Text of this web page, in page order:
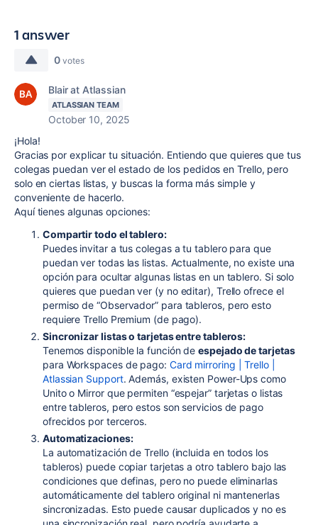
1 answer
0 votes
Blair at Atlassian
ATLASSIAN TEAM
October 10, 2025
¡Hola!
Gracias por explicar tu situación. Entiendo que quieres que tus
colegas puedan ver el estado de los pedidos en Trello, pero
solo en ciertas listas, y buscas la forma más simple y
conveniente de hacerlo.
Aquí tienes algunas opciones:
Compartir todo el tablero:
Puedes invitar a tus colegas a tu tablero para que
puedan ver todas las listas. Actualmente, no existe una
opción para ocultar algunas listas en un tablero. Si solo
quieres que puedan ver (y no editar), Trello ofrece el
permiso de “Observador” para tableros, pero esto
requiere Trello Premium (de pago).
Sincronizar listas o tarjetas entre tableros:
Tenemos disponible la función deespejado de tarjetas
para Workspaces de pago: Card mirroring | Trello |
Atlassian Support. Además, existen Power-Ups como
Unito o Mirror que permiten “espejar” tarjetas o listas
entre tableros, pero estos son servicios de pago
ofrecidos por terceros.
Automatizaciones:
La automatización de Trello (incluida en todos los
tableros) puede copiar tarjetas a otro tablero bajo las
condiciones que definas, pero no puede eliminarlas
automáticamente del tablero original ni mantenerlas
sincronizadas. Esto puede causar duplicados y no es